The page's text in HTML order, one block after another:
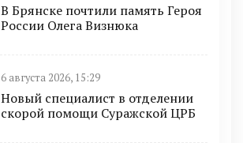
В Брянске почтили память Героя
России Олега Визнюка
6 августа 2026, 15:29
Новый специалист в отделении
скорой помощи Суражской ЦРБ